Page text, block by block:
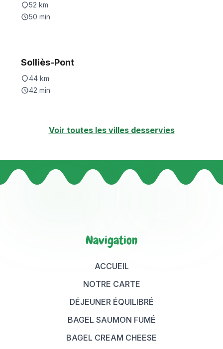
52 km
50 min
Solliès-Pont
44 km
42 min
Voir toutes les villes desservies
Navigation
ACCUEIL
NOTRE CARTE
DÉJEUNER ÉQUILIBRÉ
BAGEL SAUMON FUMÉ
BAGEL CREAM CHEESE